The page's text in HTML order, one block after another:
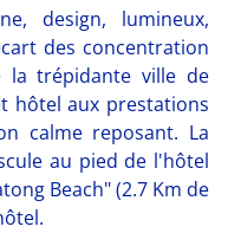
design, lumineux,
des concentration
la trépidante ville de
hôtel aux prestations
calme reposant. La
au pied de l'hôtel
Beach" (2.7 Km de